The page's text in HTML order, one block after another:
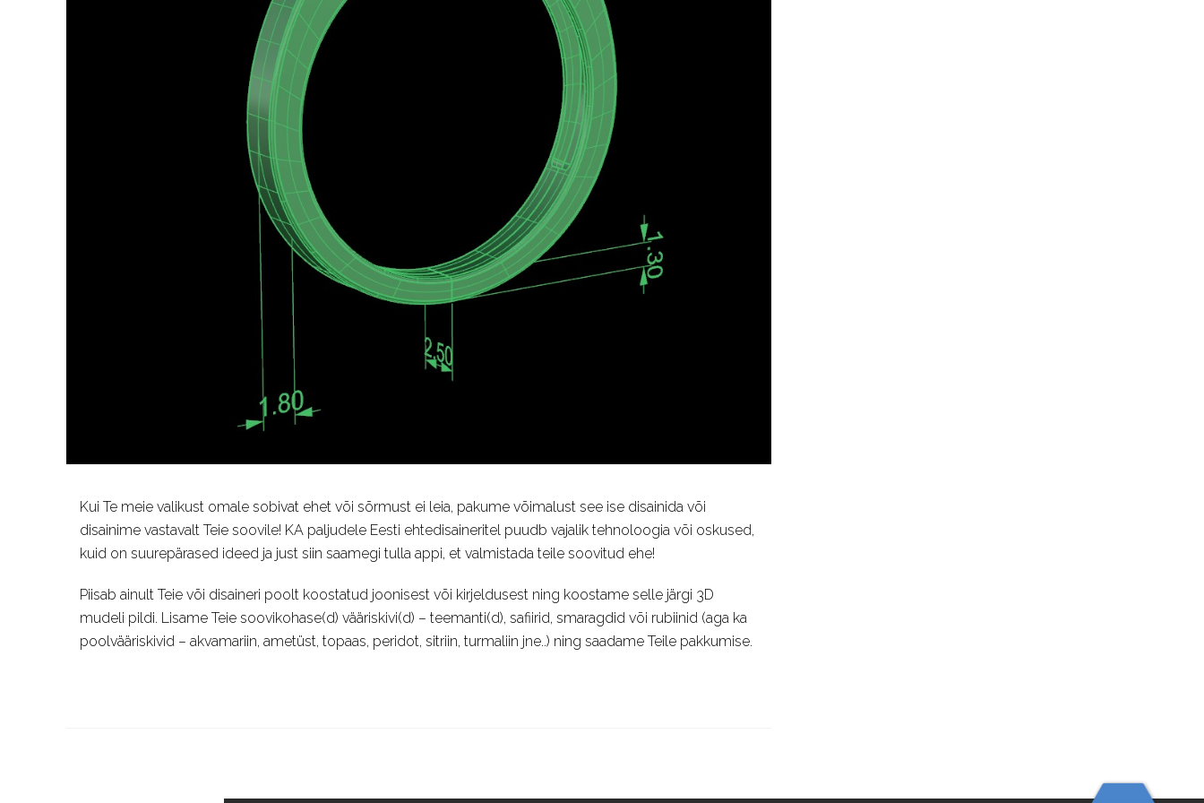
Kui Te meie valikust omale sobivat ehet või sõrmust ei leia, pakume võimalust see ise disainida või
disainime vastavalt Teie soovile! KA paljudele Eesti ehtedisaineritel puudb vajalik tehnoloogia või oskused,
kuid on suurepärased ideed ja just siin saamegi tulla appi, et valmistada teile soovitud ehe!
Piisab ainult Teie või disaineri poolt koostatud joonisest või kirjeldusest ning koostame selle järgi 3D
mudeli pildi. Lisame Teie soovikohase(d) vääriskivi(d) – teemanti(d), safiirid, smaragdid või rubiinid (aga ka
poolvääriskivid – akvamariin, ametüst, topaas, peridot, sitriin, turmaliin jne..) ning saadame Teile pakkumise.